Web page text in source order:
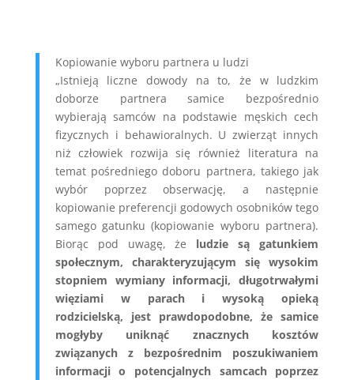
Kopiowanie wyboru partnera u ludzi
„Istnieją liczne dowody na to, że w ludzkim
doborze partnera samice bezpośrednio
wybierają samców na podstawie męskich cech
fizycznych i behawioralnych. U zwierząt innych
niż człowiek rozwija się również literatura na
temat pośredniego doboru partnera, takiego jak
wybór poprzez obserwację, a następnie
kopiowanie preferencji godowych osobników tego
samego gatunku (kopiowanie wyboru partnera).
Biorąc pod uwagę, że ludzie są gatunkiem
społecznym, charakteryzującym się wysokim
stopniem wymiany informacji, długotrwałymi
więziami w parach i wysoką opieką
rodzicielską, jest prawdopodobne, że samice
mogłyby uniknąć znacznych kosztów
związanych z bezpośrednim poszukiwaniem
informacji o potencjalnych samcach poprzez